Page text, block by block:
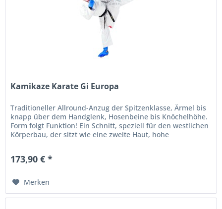
Kamikaze Karate Gi Europa
Traditioneller Allround-Anzug der Spitzenklasse, Ärmel bis
knapp über dem Handglenk, Hosenbeine bis Knöchelhöhe.
Form folgt Funktion! Ein Schnitt, speziell für den westlichen
Körperbau, der sitzt wie eine zweite Haut, hohe
173,90 € *
Merken